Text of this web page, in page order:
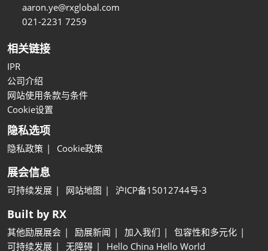
aaron.ye@rxglobal.com
021-2231 7259
相关链接
IPR
公司介绍
网站使用条款与条件
Cookie设置
隐私选项
隐私政策 Cookie政策
展会信息
可持续发展 网站地图 沪ICP备15012744号-3
Built by RX
其他励展展会 励展新闻 加入我们
包容性和多元化
可持续发展
无障碍 Hello China Hello World